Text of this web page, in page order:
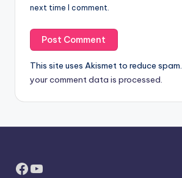
next time I comment.
This site uses Akismet to reduce spam.
your comment data is processed.
Facebook
YouTube